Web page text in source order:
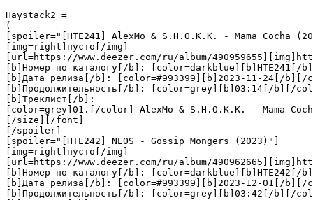
Haystack2 =
(
[spoiler="[HTE241] AlexMo & S.H.O.K.K. - Mama Cocha
[img=right]пусто[/img]
[url=https://www.deezer.com/ru/album/
[b]Номер по каталогу[/b]: [color=darkblue][b]HTE241[/
[b]Дата релиза[/b]: [color=#993399][b]2023-11-24[/b][/
[b]Продолжительность[/b]: [color=grey][b]03:14[/b][/
[b]Треклист[/b]:
[color=grey]01.[/color] AlexMo & S.H.O.K.K. - Mama
[/size][/font]
[/spoiler]
[spoiler="[HTE242] NEOS - Gossip Mongers (2023)"]
[img=right]пусто[/img]
[url=https://www.deezer.com/ru/album/
[b]Номер по каталогу[/b]: [color=darkblue][b]HTE242[/
[b]Дата релиза[/b]: [color=#993399][b]2023-12-01[/b][/
[b]Продолжительность[/b]: [color=grey][b]03:42[/b][/